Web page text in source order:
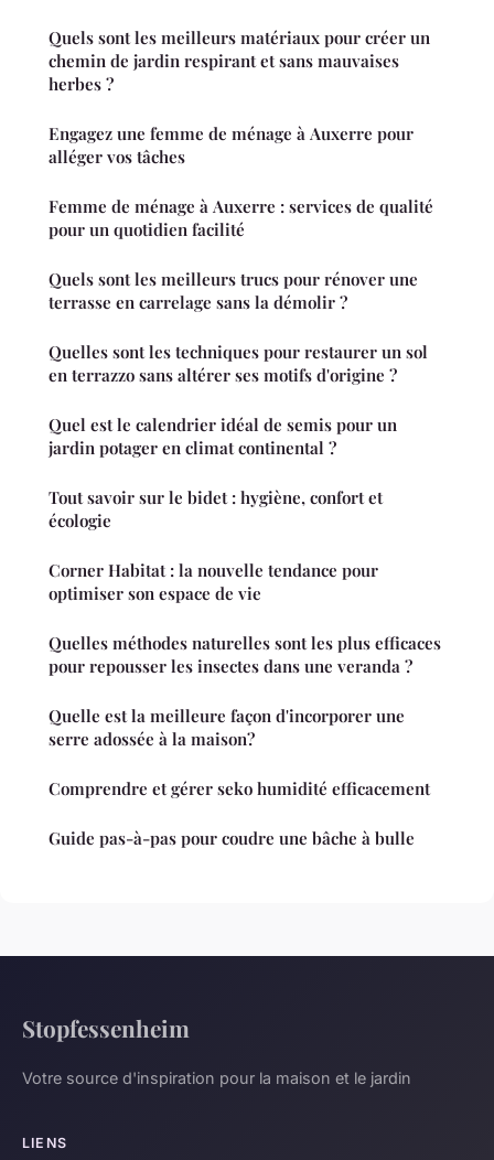
Quels sont les meilleurs matériaux pour créer un
chemin de jardin respirant et sans mauvaises
herbes ?
Engagez une femme de ménage à Auxerre pour
alléger vos tâches
Femme de ménage à Auxerre : services de qualité
pour un quotidien facilité
Quels sont les meilleurs trucs pour rénover une
terrasse en carrelage sans la démolir ?
Quelles sont les techniques pour restaurer un sol
en terrazzo sans altérer ses motifs d'origine ?
Quel est le calendrier idéal de semis pour un
jardin potager en climat continental ?
Tout savoir sur le bidet : hygiène, confort et
écologie
Corner Habitat : la nouvelle tendance pour
optimiser son espace de vie
Quelles méthodes naturelles sont les plus efficaces
pour repousser les insectes dans une veranda ?
Quelle est la meilleure façon d'incorporer une
serre adossée à la maison?
Comprendre et gérer seko humidité efficacement
Guide pas-à-pas pour coudre une bâche à bulle
Stopfessenheim
Votre source d'inspiration pour la maison et le jardin
LIENS